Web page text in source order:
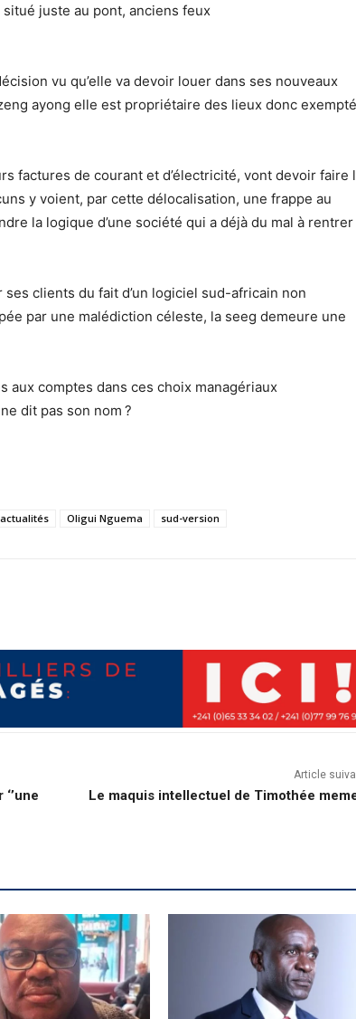
juste au pont, anciens feux
vu qu’elle va devoir louer dans ses nouveaux
ayong elle est propriétaire des lieux donc
factures de courant et d’électricité, vont devoir faire
y voient, par cette délocalisation, une frappe au
la logique d’une société qui a déjà du mal à rentrer
clients du fait d’un logiciel sud-africain non
par une malédiction céleste, la seeg demeure une
aux comptes dans ces choix managériaux
dit pas son nom ?
Oligui Nguema sud-version
Article
Le maquis intellectuel de Timothée